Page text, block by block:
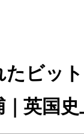
たビッ
｜英国